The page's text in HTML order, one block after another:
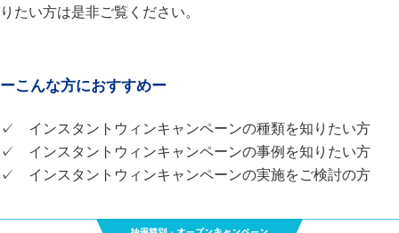
りたい方は是非ご覧ください。
ーこんな方におすすめー
✓ インスタントウィンキャンペーンの種類を知りたい方
✓ インスタントウィンキャンペーンの事例を知りたい方
✓ インスタントウィンキャンペーンの実施をご検討の方